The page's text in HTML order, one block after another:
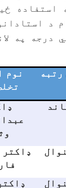
استادانو
په
نوم او
تخلص
ډاکتر
ډاکتر